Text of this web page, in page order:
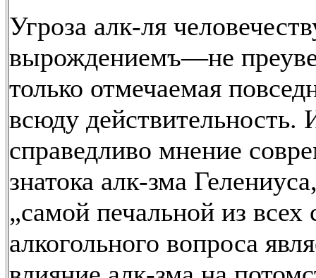
Угроза алк-ля
вырождениемъ—не
только отмечаемая
всюду действительность.
справедливо мнение
знатока алк-зма
„самой печальной из всех
алкогольного вопроса